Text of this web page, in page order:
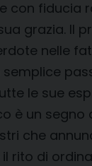
fiducia
grazia.
nelle
le sue
è un
che
di